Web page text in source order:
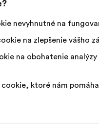
tým, že údaje zadané
overení záväzné.
len „účet“), ktorý
priestoru
nevyhnutné na
na zlepšenie vášho
na obohatenie
cookie, ktoré nám